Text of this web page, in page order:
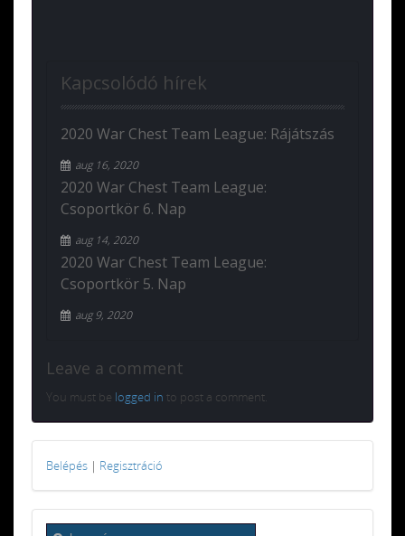
Kapcsolódó hírek
2020 War Chest Team League: Rájátszás
aug 16, 2020
2020 War Chest Team League:
Csoportkör 6. Nap
aug 14, 2020
2020 War Chest Team League:
Csoportkör 5. Nap
aug 9, 2020
Leave a comment
You must be logged in to post a comment.
Belépés | Regisztráció